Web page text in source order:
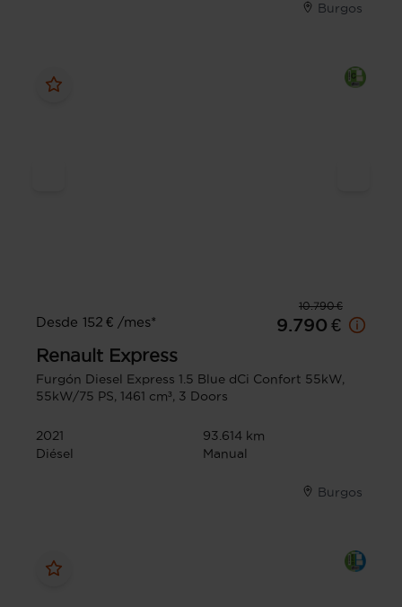
Burgos
10.790 €
Desde 152 € /mes*
9.790 €
Renault Express
Furgón Diesel Express 1.5 Blue dCi Confort 55kW,
55kW/75 PS, 1461 cm³, 3 Doors
2021
93.614 km
Diésel
Manual
Burgos